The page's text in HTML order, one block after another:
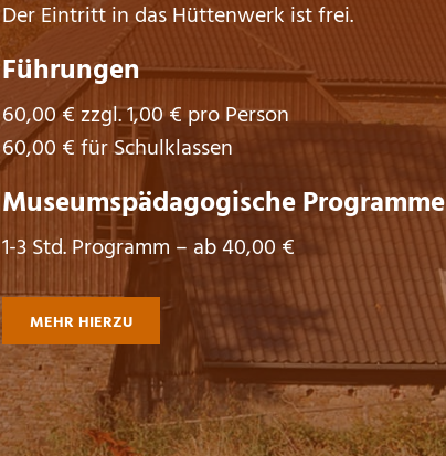
Der Eintritt in das Hüttenwerk ist frei.
Führungen
60,00 € zzgl. 1,00 € pro Person
60,00 € für Schulklassen
Museumspädagogische Programme
1-3 Std. Programm – ab 40,00 €
MEHR HIERZU